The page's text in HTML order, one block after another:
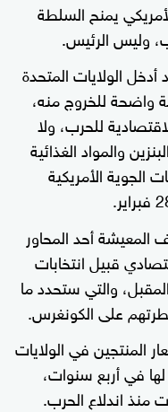
يمنح السلطة
وليس الرئيس.
الولايات المتحدة
واضحة للخروج منه،
للحرب، ولا
والمواد الغذائية
الجوية الأمريكية
المعيشة أحد المحاور
قبيل انتخابات
والتي ستحدد ما
على الكونغرس.
المنتجين في الولايات
في أربع سنوات،
منذ اندلاع الحرب.